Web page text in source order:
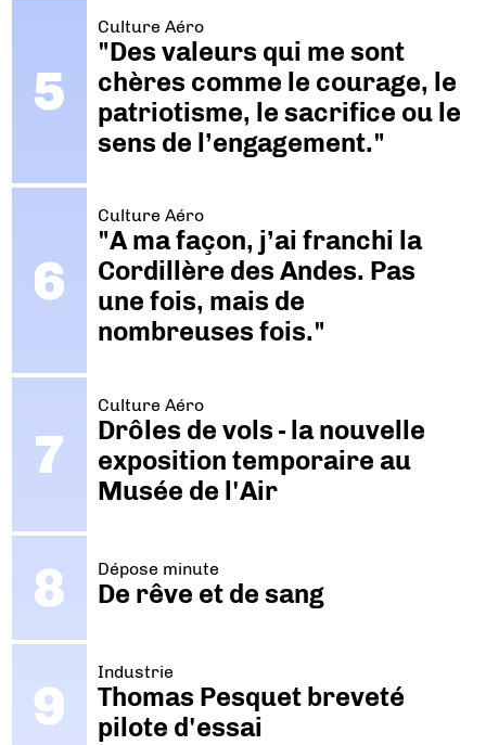
Culture Aéro
"Des valeurs qui me sont
chères comme le courage, le
patriotisme, le sacrifice ou le
sens de l’engagement."
Culture Aéro
"A ma façon, j’ai franchi la
Cordillère des Andes. Pas
une fois, mais de
nombreuses fois."
Culture Aéro
Drôles de vols - la nouvelle
exposition temporaire au
Musée de l'Air
Dépose minute
De rêve et de sang
Industrie
Thomas Pesquet breveté
pilote d'essai